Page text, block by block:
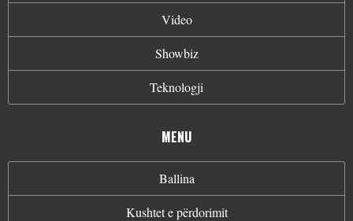
Video
Showbiz
Teknologji
MENU
Ballina
Kushtet e përdorimit